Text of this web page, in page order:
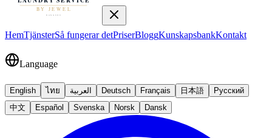
HemTjänsterSå fungerar detPriserBloggKunskapsbankKontakt
Language
English ไทย العربية Deutsch Français 日本語
Русский
中文
Español Svenska Norsk Dansk